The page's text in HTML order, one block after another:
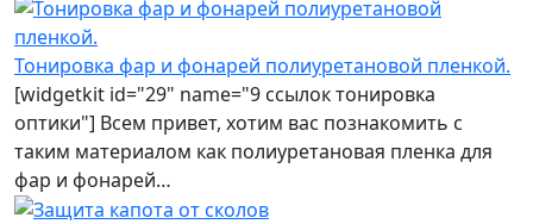
Тонировка фар и фонарей полиуретановой пленкой.
[widgetkit id="29" name="9 ссылок тонировка
оптики"] Всем привет, хотим вас познакомить с
таким материалом как полиуретановая пленка для
фар и фонарей…